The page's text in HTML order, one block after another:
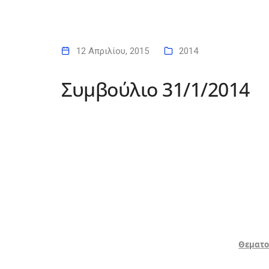
12 Απριλίου, 2015 2014
Συμβούλιο 31/1/2014